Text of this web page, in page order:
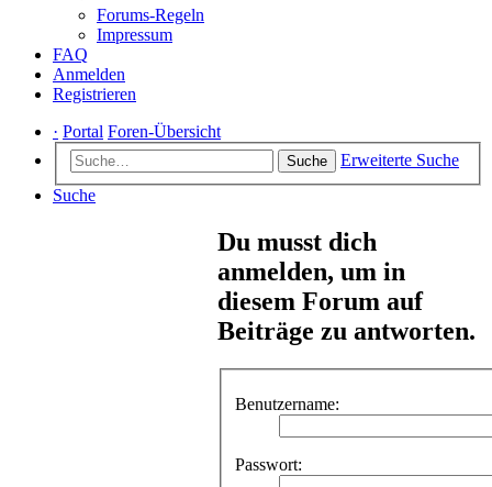
Forums-Regeln
Impressum
FAQ
Anmelden
Registrieren
· Portal Foren-Übersicht
Suche
Erweiterte Suche
Suche
Du musst dich
anmelden, um in
diesem Forum auf
Beiträge zu antworten.
Benutzername:
Passwort: